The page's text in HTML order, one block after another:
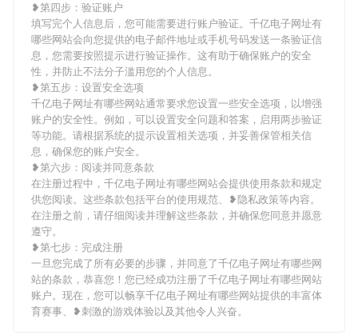
❥第四步：验证账户
填写完个人信息后，您可能需要进行账户验证。千亿电子网址有
哪些网站会向您提供的电子邮件地址或手机号码发送一条验证信
息，您需要按照提示进行验证操作。这有助于确保账户的安全
性，并防止不法分子滥用您的个人信息。
❥第五步：设置安全选项
千亿电子网址有哪些网站通常要求您设置一些安全选项，以增强
账户的安全性。例如，可以设置安全问题和答案，启用两步验证
等功能。请根据系统的提示设置相关选项，并妥善保管相关信
息，确保您的账户安全。
❥第六步：阅读并同意条款
在注册过程中，千亿电子网址有哪些网站会提供使用条款和规定
供您阅读。这些条款包括平台的使用规范、❥隐私政策等内容。
在注册之前，请仔细阅读并理解这些条款，并确保您同意并愿意
遵守。
❥第七步：完成注册
一旦您完成了所有必要的步骤，并同意了千亿电子网址有哪些网
站的条款，恭喜您！您已经成功注册了千亿电子网址有哪些网站
账户。现在，您可以畅享千亿电子网址有哪些网站提供的丰富体
育赛事、❥刺激的游戏体验以及其他令人兴奋。